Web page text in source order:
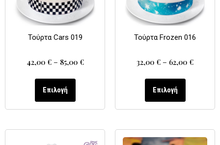
Τούρτα Cars 019
42,00 €– 85,00 €
Επιλογή
Τούρτα Frozen 016
32,00 € – 62,00 €
Επιλογή